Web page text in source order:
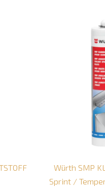
Würth SMP
Sprint /